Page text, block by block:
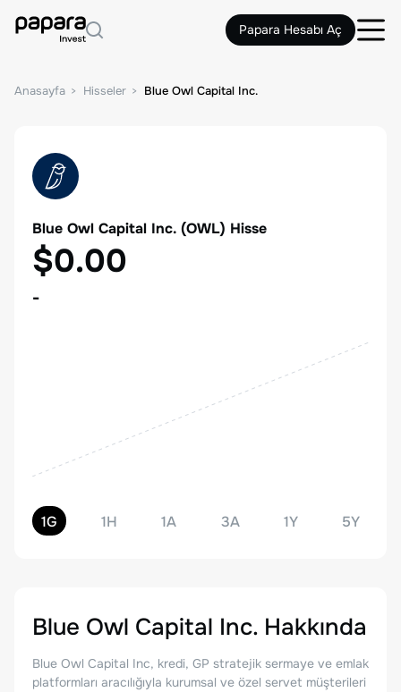
Papara Hesabı Aç
Anasayfa Hisseler Blue Owl Capital Inc.
Blue Owl Capital Inc. (OWL) Hisse
$0.00
-
1G 1H 1A 3A 1Y 5Y
Blue Owl Capital Inc. Hakkında
Blue Owl Capital Inc, kredi, GP stratejik sermaye ve emlak
platformları aracılığıyla kurumsal ve özel servet müşterileri